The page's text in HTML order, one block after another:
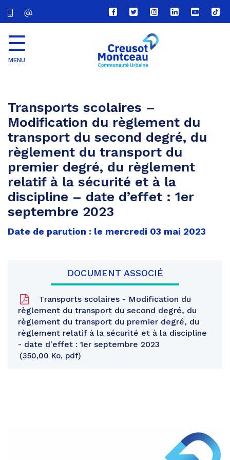
Lien
vers
compte
Facebook
Lien
vers
compte
Twitter
Lien
vers
le
compte
Lien
vers
Lien
vers
Lien
vers
MENU
Transports scolaires –
Modification du règlement du
transport du second degré, du
règlement du transport du
premier degré, du règlement
relatif à la sécurité et à la
discipline – date d’effet : 1er
septembre 2023
Date de parution : le mercredi 03 mai 2023
DOCUMENT ASSOCIÉ
Transports scolaires - Modification du
règlement du transport du second degré, du
règlement du transport du premier degré, du
règlement relatif à la sécurité et à la discipline
- date d'effet : 1er septembre 2023
350,00 Ko, pdf